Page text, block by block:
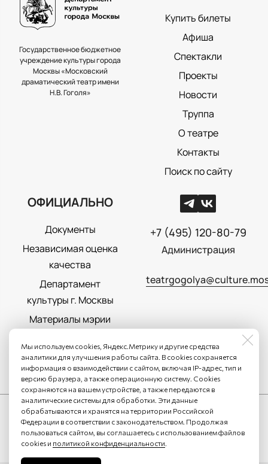
Государственное бюджетное
учреждение культуры города
Москвы «Московский
драматический театр имени
Н.В. Гоголя»
Купить билеты
Афиша
Спектакли
Проекты
Новости
Труппа
О театре
Контакты
Поиск по сайту
ОФИЦИАЛЬНО
Документы
Независимая оценка
качества
Департамент
культуры г. Москвы
Материалы мэрии
Политика
конфиденциальности
+7 (495) 120-80-79
Администрация
Мы используем cookies, Яндекс.Метрику и другие средства
аналитики для улучшения работы сайта. В cookies сохраняется
информация о взаимодействии с сайтом, включая IP-адрес, тип и
версию браузера, а также операционную систему. Cookies
сохраняются на вашем устройстве, а также передаются в
аналитические системы для обработки. Эти данные
обрабатываются и хранятся на территории Российской
Федерации в соответствии с законодательством. Продолжая
пользоваться сайтом, вы соглашаетесь с использованием файлов
cookies и политикой конфиденциальности